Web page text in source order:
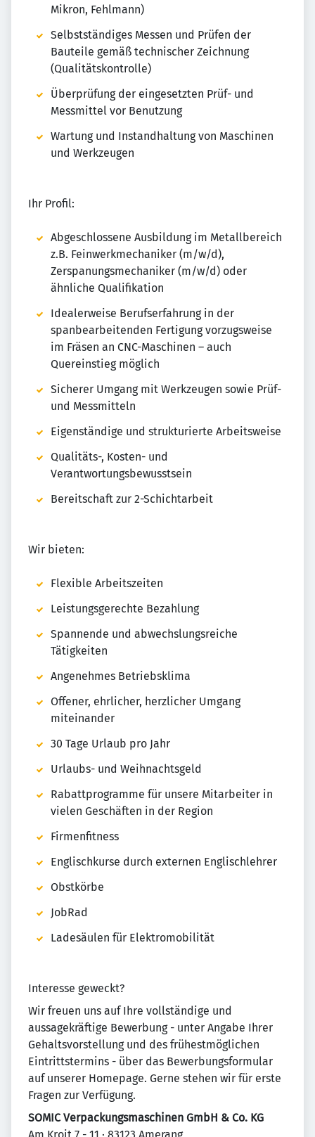
Mikron, Fehlmann)
Selbstständiges Messen und Prüfen der
Bauteile gemäß technischer Zeichnung
(Qualitätskontrolle)
Überprüfung der eingesetzten Prüf- und
Messmittel vor Benutzung
Wartung und Instandhaltung von Maschinen
und Werkzeugen
Ihr Profil:
Abgeschlossene Ausbildung im Metallbereich
z.B. Feinwerkmechaniker (m/w/d),
Zerspanungsmechaniker (m/w/d) oder
ähnliche Qualifikation
Idealerweise Berufserfahrung in der
spanbearbeitenden Fertigung vorzugsweise
im Fräsen an CNC-Maschinen – auch
Quereinstieg möglich
Sicherer Umgang mit Werkzeugen sowie Prüf-
und Messmitteln
Eigenständige und strukturierte Arbeitsweise
Qualitäts-, Kosten- und
Verantwortungsbewusstsein
Bereitschaft zur 2-Schichtarbeit
Wir bieten:
Flexible Arbeitszeiten
Leistungsgerechte Bezahlung
Spannende und abwechslungsreiche
Tätigkeiten
Angenehmes Betriebsklima
Offener, ehrlicher, herzlicher Umgang
miteinander
30 Tage Urlaub pro Jahr
Urlaubs- und Weihnachtsgeld
Rabattprogramme für unsere Mitarbeiter in
vielen Geschäften in der Region
Firmenfitness
Englischkurse durch externen Englischlehrer
Obstkörbe
JobRad
Ladesäulen für Elektromobilität
Interesse geweckt?
Wir freuen uns auf Ihre vollständige und
aussagekräftige Bewerbung - unter Angabe Ihrer
Gehaltsvorstellung und des frühestmöglichen
Eintrittstermins - über das Bewerbungsformular
auf unserer Homepage. Gerne stehen wir für erste
Fragen zur Verfügung.
SOMIC Verpackungsmaschinen GmbH & Co. KG